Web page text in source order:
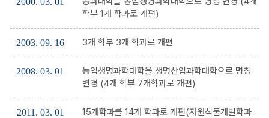
학부 1개 학과로 개편)
2003. 09. 16 3개 학부 3개 학과로 개편
2008. 03. 01
농업생명과학대학을 생명산업과학대학으로 명칭
변경 (4개 학부 7개학과로 개편)
2011. 03. 01
15개학과를 14개 학과로 개편(자원식물개발학과